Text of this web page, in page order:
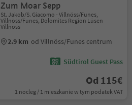
Zum Moar Sepp
St. Jakob/S. Giacomo - Villnöss/Funes,
Villnöss/Funes, Dolomites Region Lüsen
Villnöss
2.9 km od Villnöss/Funes centrum
Südtirol Guest Pass
Od 115€
1 nocleg / 1 mieszkanie w tym podatek VAT